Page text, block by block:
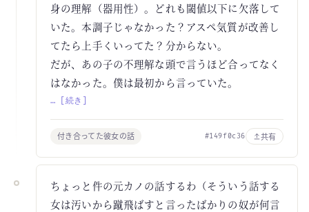
身の理解（器用性）。どれも閾値以下に欠落して
いた。本調子じゃなかった？アスペ気質が改善し
てたら上手くいってた？分からない。
だが、あの子の不理解な頭で言うほど合ってなく
はなかった。僕は最初から言っていた。
… [続き]
付き合ってた彼女の話 #149f0c36 共有
ちょっと件の元カノの話するわ（そういう話する
女は汚いから蹴飛ばすと言ったばかりの奴が何言